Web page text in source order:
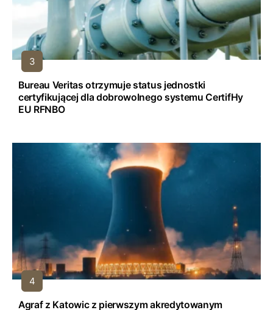
Bureau Veritas otrzymuje status jednostki
certyfikującej dla dobrowolnego systemu CertifHy
EU RFNBO
Agraf z Katowic z pierwszym akredytowanym